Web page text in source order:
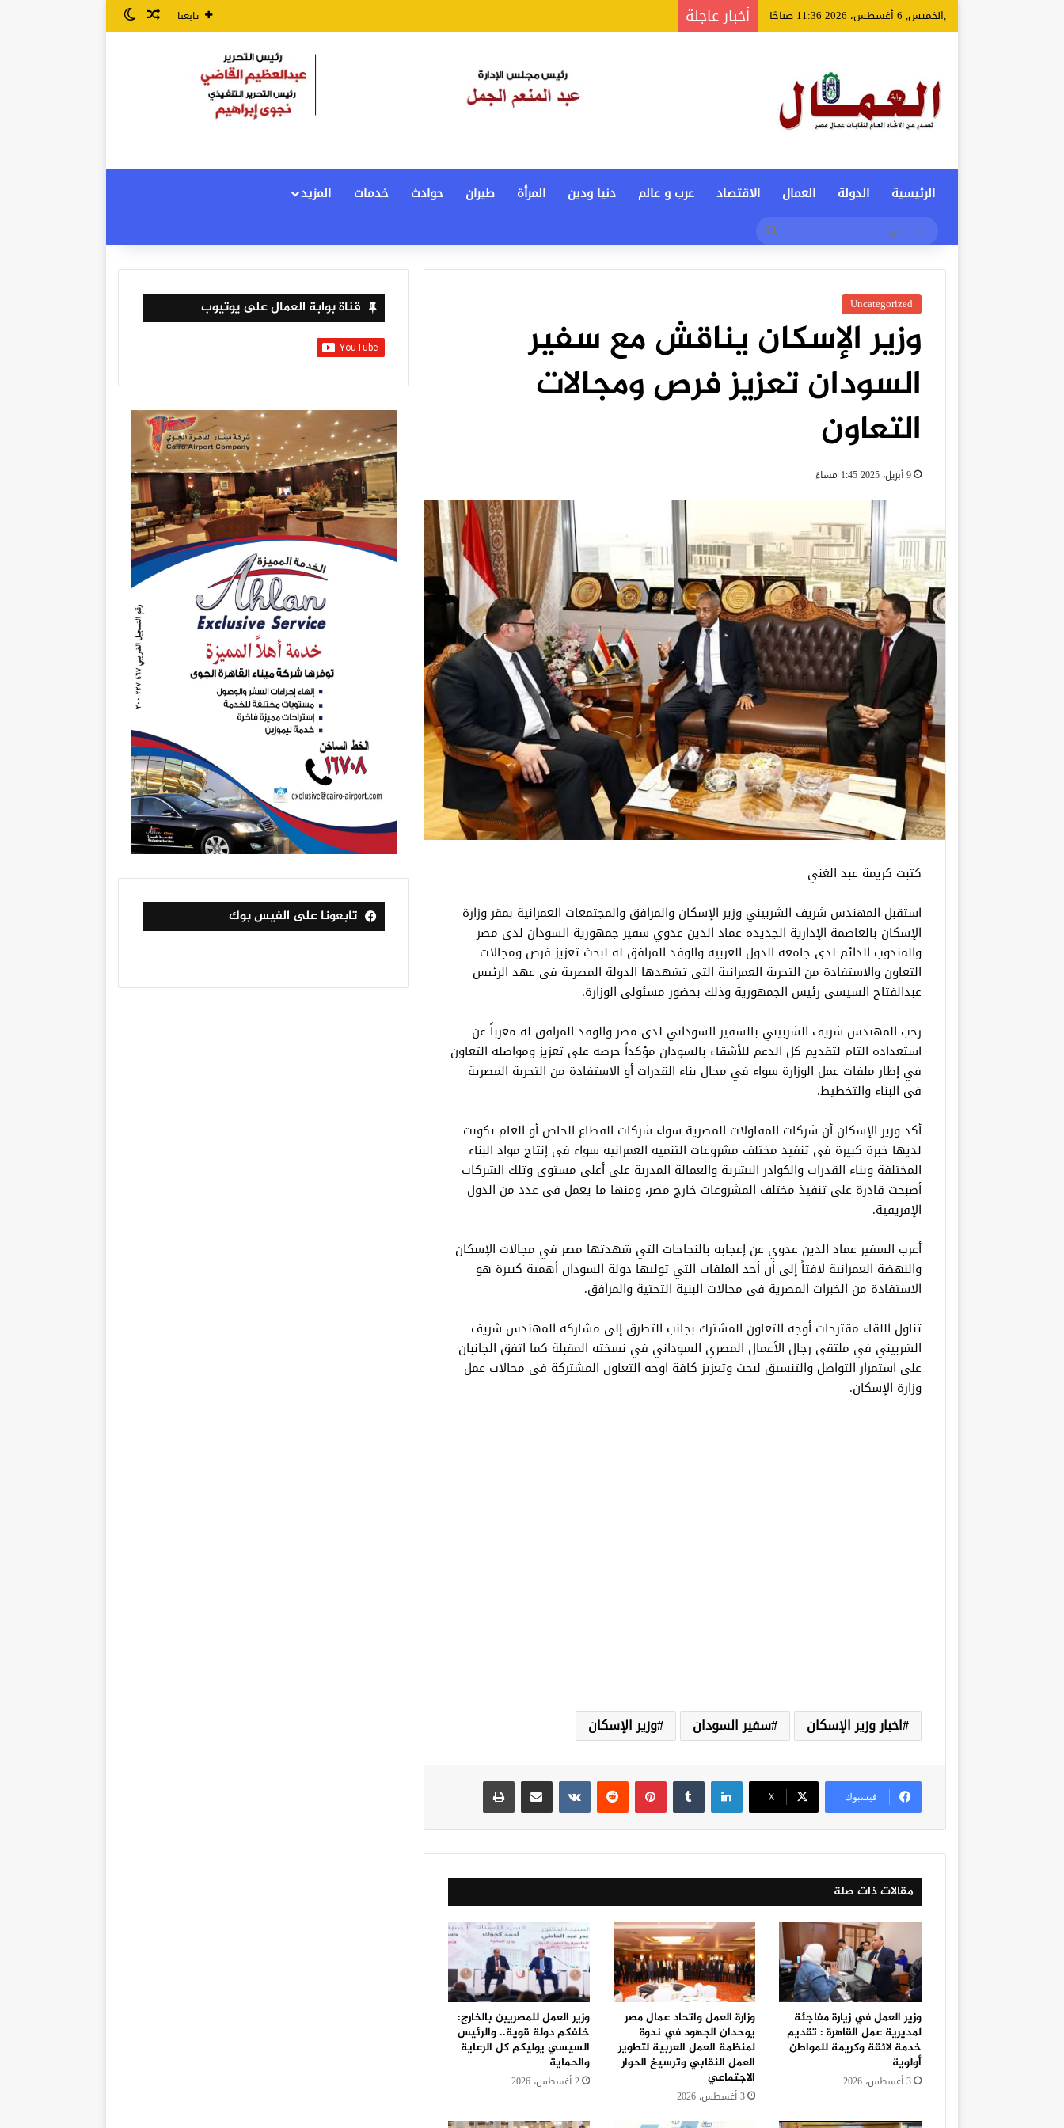
,الخميس, 6 أغسطس، 2026 11:36 صباحًا أخبار عاجلة تابعنا مقال عشوائي
الوضع المظلم
الرئيسية الدولة العمال الاقتصاد عرب و عالم دنيا ودين المرأة طيران حوادث خدمات
المزيد
Uncategorized
وزير الإسكان يناقش مع سفير
السودان تعزيز فرص ومجالات
التعاون
9 أبريل، 2025 1:45 مساءً
كتبت كريمة عبد الغني
استقبل المهندس شريف الشربيني وزير الإسكان والمرافق والمجتمعات العمرانية بمقر وزارة
الإسكان بالعاصمة الإدارية الجديدة عماد الدين عدوي سفير جمهورية السودان لدى مصر
والمندوب الدائم لدى جامعة الدول العربية والوفد المرافق له لبحث تعزيز فرص ومجالات
التعاون والاستفادة من التجربة العمرانية التى تشهدها الدولة المصرية فى عهد الرئيس
عبدالفتاح السيسي رئيس الجمهورية وذلك بحضور مسئولى الوزارة.
رحب المهندس شريف الشربيني بالسفير السوداني لدى مصر والوفد المرافق له معرباً عن
استعداده التام لتقديم كل الدعم للأشقاء بالسودان مؤكداً حرصه على تعزيز ومواصلة التعاون
في إطار ملفات عمل الوزارة سواء في مجال بناء القدرات أو الاستفادة من التجربة المصرية
في البناء والتخطيط.
أكد وزير الإسكان أن شركات المقاولات المصرية سواء شركات القطاع الخاص أو العام تكونت
لديها خبرة كبيرة فى تنفيذ مختلف مشروعات التنمية العمرانية سواء فى إنتاج مواد البناء
المختلفة وبناء القدرات والكوادر البشرية والعمالة المدربة على أعلى مستوى وتلك الشركات
أصبحت قادرة على تنفيذ مختلف المشروعات خارج مصر، ومنها ما يعمل في عدد من الدول
الإفريقية.
أعرب السفير عماد الدين عدوي عن إعجابه بالنجاحات التي شهدتها مصر في مجالات الإسكان
والنهضة العمرانية لافتاً إلى أن أحد الملفات التي توليها دولة السودان أهمية كبيرة هو
الاستفادة من الخبرات المصرية في مجالات البنية التحتية والمرافق.
تناول اللقاء مقترحات أوجه التعاون المشترك بجانب التطرق إلى مشاركة المهندس شريف
الشربيني في ملتقى رجال الأعمال المصري السوداني في نسخته المقبلة كما اتفق الجانبان
على استمرار التواصل والتنسيق لبحث وتعزيز كافة اوجه التعاون المشتركة في مجالات عمل
وزارة الإسكان.
اخبار وزير الإسكان سفير السودان وزير الإسكان
فيسبوك ‫X
لينكدإن بينتيريست
مقالات ذات صلة
وزير العمل في زيارة مفاجئة
لمديرية عمل القاهرة : تقديم
خدمة لائقة وكريمة للمواطن
أولوية
3 أغسطس، 2026
وزارة العمل واتحاد عمال مصر
يوحدان الجهود في ندوة
لمنظمة العمل العربية لتطوير
العمل النقابي وترسيخ الحوار
الاجتماعي
3 أغسطس، 2026
وزير العمل للمصريين بالخارج:
خلفكم دولة قوية.. والرئيس
السيسي يوليكم كل الرعاية
والحماية
2 أغسطس، 2026
قناة بوابة العمال على يوتيوب
تابعونا على الفيس بوك